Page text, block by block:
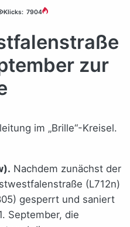
Klicks: 7904
zur
im „Brille“-Kreisel.
Nachdem zunächst der
(L712n)
gesperrt und saniert
September, die